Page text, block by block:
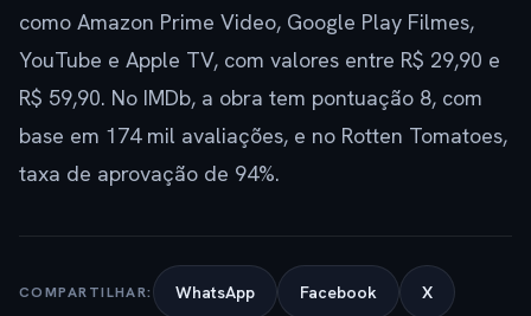
como Amazon Prime Video, Google Play Filmes,
YouTube e Apple TV, com valores entre R$ 29,90 e
R$ 59,90. No IMDb, a obra tem pontuação 8, com
base em 174 mil avaliações, e no Rotten Tomatoes,
taxa de aprovação de 94%.
COMPARTILHAR: WhatsApp Facebook X